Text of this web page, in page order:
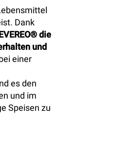
Dank
die
und
einer
es den
und im
Speisen zu